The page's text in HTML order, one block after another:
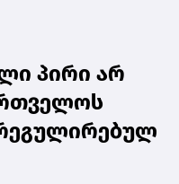
პირი არ